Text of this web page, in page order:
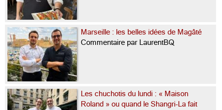
Marseille : les belles idées de Magâté
Commentaire par LaurentBQ
Les chuchotis du lundi : « Maison
Roland » ou quand le Shangri-La fait